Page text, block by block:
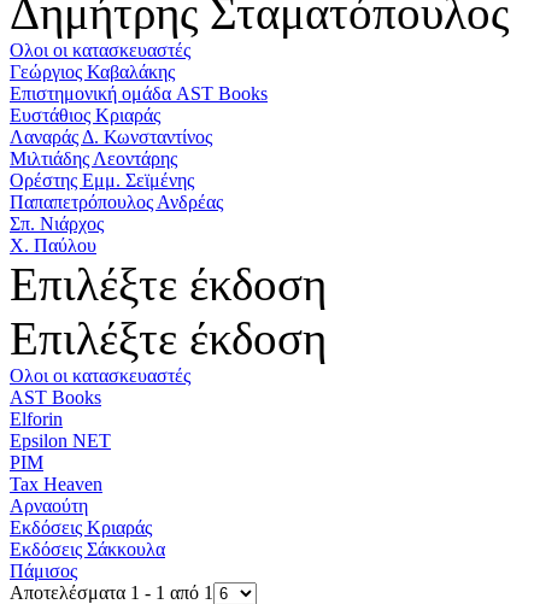
Δημήτρης Σταματόπουλος
Ολοι οι κατασκευαστές
Γεώργιος Καβαλάκης
Επιστημονική ομάδα AST Books
Ευστάθιος Κριαράς
Λαναράς Δ. Κωνσταντίνος
Μιλτιάδης Λεοντάρης
Ορέστης Εμμ. Σεϊμένης
Παπαπετρόπουλος Ανδρέας
Σπ. Νιάρχος
Χ. Παύλου
Επιλέξτε έκδοση
Επιλέξτε έκδοση
Ολοι οι κατασκευαστές
AST Books
Elforin
Epsilon NET
PIM
Tax Heaven
Αρναούτη
Εκδόσεις Κριαράς
Εκδόσεις Σάκκουλα
Πάμισος
Αποτελέσματα 1 - 1 από 1